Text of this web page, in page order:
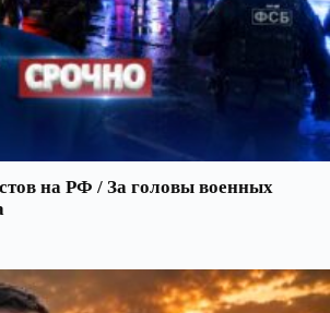
на РФ / За головы военных